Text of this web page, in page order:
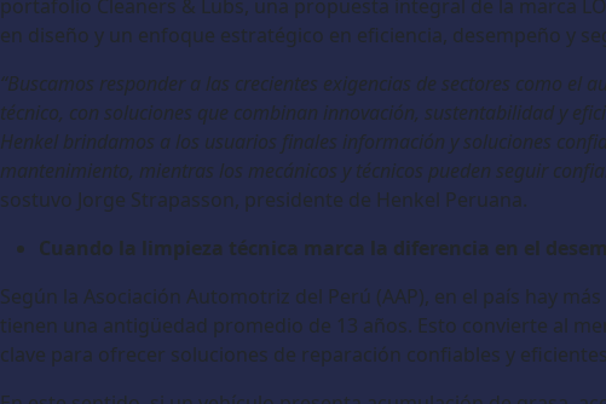
portafolio Cleaners & Lubs, una propuesta integral de la marca
en diseño y un enfoque estratégico en eficiencia, desempeño y
“Buscamos responder a las crecientes exigencias de sectores como
técnico, con soluciones que combinan innovación, sustentabilidad y
Henkel brindamos a los usuarios finales información y soluciones
mantenimiento, mientras los mecánicos y técnicos pueden seguir
sostuvo Jorge Strapasson, presidente de Henkel Peruana.
Cuando la limpieza técnica marca la diferencia en el
Según la Asociación Automotriz del Perú (AAP), en el país hay
tienen una antigüedad promedio de 13 años. Esto convierte al
clave para ofrecer soluciones de reparación confiables y